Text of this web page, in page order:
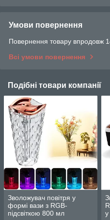
Умови повернення
Повернення товару впродовж
Всі умови повернення
Подібні товари компанії
Зволожувач повітря у
формі вази з RGB-
підсвіткою 800 мл